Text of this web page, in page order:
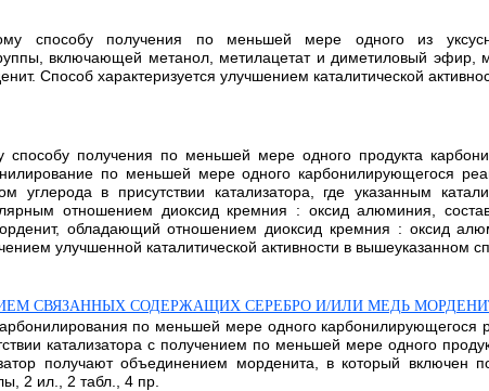
способу получения по меньшей мере одного из
включающей метанол, метилацетат и диметиловый эфир,
Способ характеризуется улучшением каталитической
способу получения по меньшей мере одного продукта
по меньшей мере одного карбонилирующегося
углерода в присутствии катализатора, где указанным
отношением диоксид кремния : оксид алюминия,
обладающий отношением диоксид кремния : оксид
улучшенной каталитической активности в вышеуказанном
СВЯЗАННЫХ СОДЕРЖАЩИХ СЕРЕБРО И/ИЛИ МЕДЬ
по меньшей мере одного
катализатора с получением по меньшей мере одного
получают объединением морденита, в который
2 ил., 2 табл., 4 пр.